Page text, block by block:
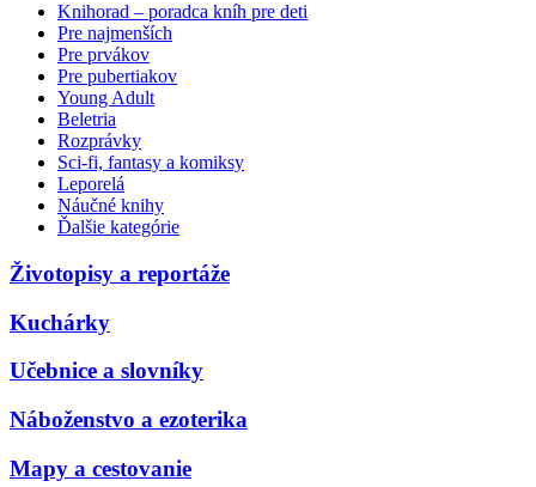
Knihorad – poradca kníh pre deti
Pre najmenších
Pre prvákov
Pre pubertiakov
Young Adult
Beletria
Rozprávky
Sci-fi, fantasy a komiksy
Leporelá
Náučné knihy
Ďalšie kategórie
Životopisy a reportáže
Kuchárky
Učebnice a slovníky
Náboženstvo a ezoterika
Mapy a cestovanie